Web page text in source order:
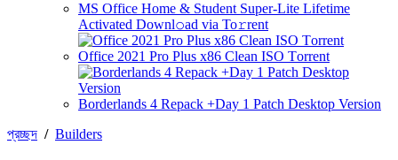
MS Office Home & Student Super-Lite Lifetime
Activated Downl𝚘ad via To𝚛rent
Office 2021 Pro Plus x86 Clean ISO Tоrrеnt
Borderlands 4 Repack +Day 1 Patch Desktop Version
প্রচ্ছদ / Builders